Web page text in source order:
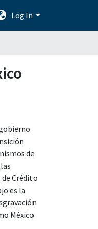
Log In
de
Crédito
es la
México